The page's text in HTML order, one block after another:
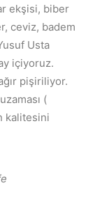
ekşisi, biber
ceviz, badem
Usta
içiyoruz.
pişiriliyor.
(
kalitesini